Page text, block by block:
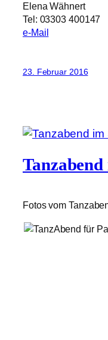
Elena Wähnert
Tel: 03303 400147
e-Mail
23. Februar 2016
Fotos vom